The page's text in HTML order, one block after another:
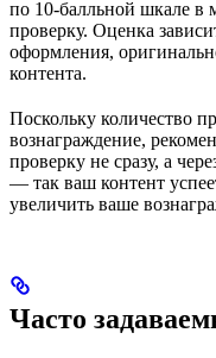
по 10-балльной шкале в
проверку. Оценка
оформления,
контента.
Поскольку количество
вознаграждение,
проверку не сразу, а
— так ваш контент
увеличить ваше
Часто